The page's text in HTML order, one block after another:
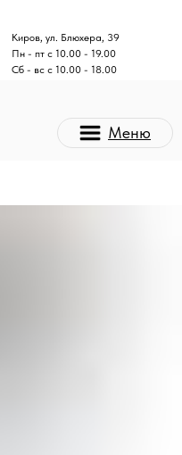
Киров, ул. Блюхера, 39
Пн - пт с 10.00 - 19.00
Сб - вс с 10.00 - 18.00
Меню